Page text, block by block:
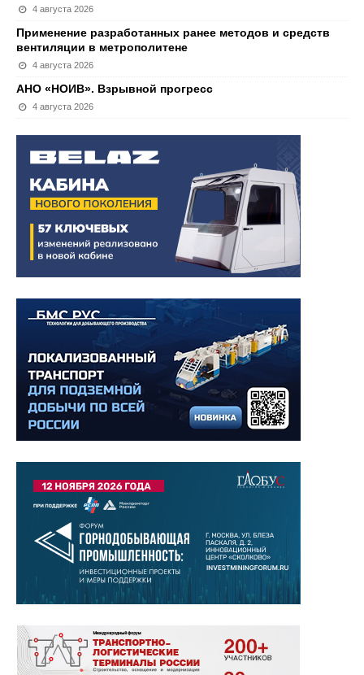
4 августа 2026
Применение разработанных ранее методов и средств
вентиляции в метрополитене
4 августа 2026
АНО «НОИВ». Взрывной прогресс
4 августа 2026